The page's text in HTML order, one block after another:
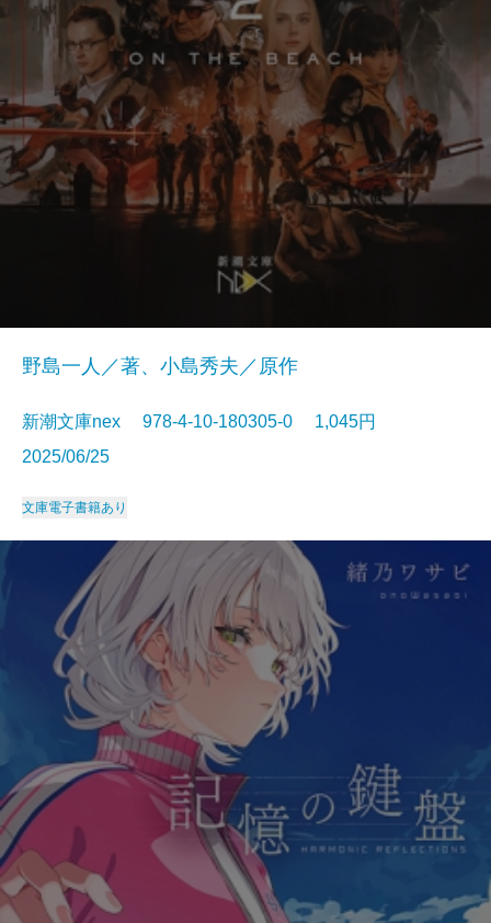
野島一人／著、小島秀夫／原作
新潮文庫nex 978-4-10-180305-0 1,045円
2025/06/25
文庫電子書籍あり